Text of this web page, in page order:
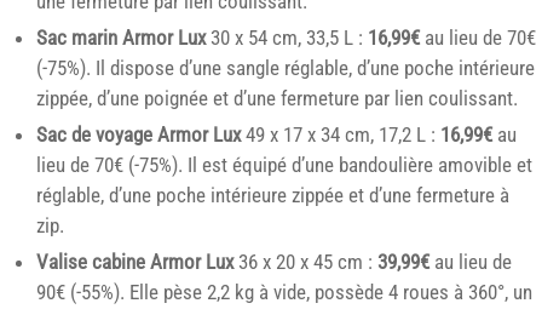
Sac marin Armor Lux30 x 54 cm, 33,5 L : 16,99€ au lieu de 70€
(-75%). Il dispose d’une sangle réglable, d’une poche intérieure
zippée, d’une poignée et d’une fermeture par lien coulissant.
Sac de voyage Armor Lux49 x 17 x 34 cm, 17,2 L : 16,99€ au
lieu de 70€ (-75%). Il est équipé d’une bandoulière amovible et
réglable, d’une poche intérieure zippée et d’une fermeture à
zip.
Valise cabine Armor Lux36 x 20 x 45 cm : 39,99€ au lieu de
90€ (-55%). Elle pèse 2,2 kg à vide, possède 4 roues à 360°, un